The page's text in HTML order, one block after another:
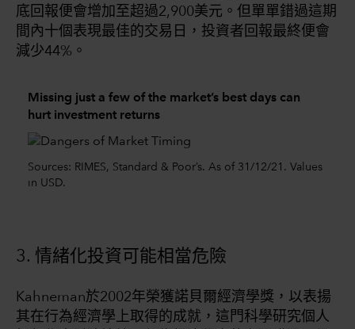
底回報便會增加至超過2,900美元。但單單錯過這期
間內十個表現最佳的交易日，投資者回報最終便會
減少44%。
Missing just a few of the market’s best days can
hurt investment returns
Sources: RIMES, Standard & Poor’s. As of 31/12/21. Values
in USD.
3. 情緒化投資可能相當危險
Kahneman於2002年榮獲諾貝爾經濟學獎，以表揚
其在行為經濟學上取得的成就，這門科學研究個人